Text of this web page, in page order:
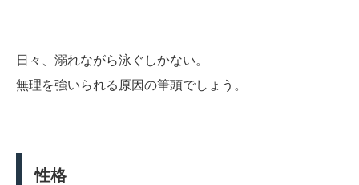
日々、溺れながら泳ぐしかない。
無理を強いられる原因の筆頭でしょう。
性格